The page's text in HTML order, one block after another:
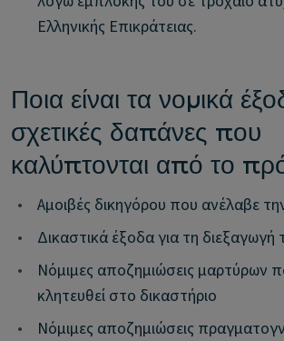
Ελληνικής Επικράτειας.
Ποια είναι τα νομικά
σχετικές δαπάνες που
καλύπτονται από το
•
Αμοιβές δικηγόρου που ανέλαβε
•
Δικαστικά έξοδα για τη διεξαγωγή
•
Νόμιμες αποζημιώσεις μαρτύρων
κλητευθεί στο δικαστήριο
•
Νόμιμες αποζημιώσεις